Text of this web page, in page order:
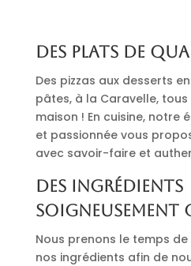
Des plats de
Des pizzas aux desserts
pâtes, à la Caravelle,
maison ! En cuisine, notre
et passionnée vous
avec savoir-faire et
Des ingrédients
soigneusement
Nous prenons le temps
nos ingrédients afin de